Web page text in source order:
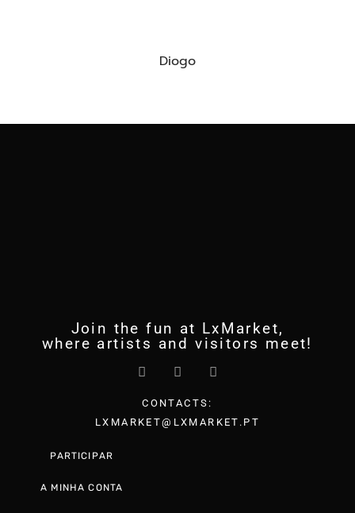
Diogo
Join the fun at LxMarket,
where artists and visitors meet!
CONTACTS:
LXMARKET@LXMARKET.PT
PARTICIPAR
A MINHA CONTA